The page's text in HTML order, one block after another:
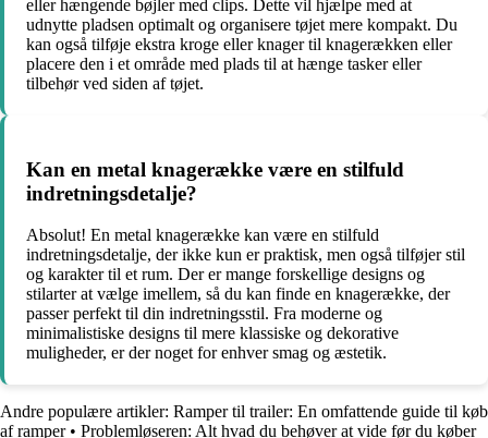
eller hængende bøjler med clips. Dette vil hjælpe med at
udnytte pladsen optimalt og organisere tøjet mere kompakt. Du
kan også tilføje ekstra kroge eller knager til knagerækken eller
placere den i et område med plads til at hænge tasker eller
tilbehør ved siden af tøjet.
Kan en metal knagerække være en stilfuld
indretningsdetalje?
Absolut! En metal knagerække kan være en stilfuld
indretningsdetalje, der ikke kun er praktisk, men også tilføjer stil
og karakter til et rum. Der er mange forskellige designs og
stilarter at vælge imellem, så du kan finde en knagerække, der
passer perfekt til din indretningsstil. Fra moderne og
minimalistiske designs til mere klassiske og dekorative
muligheder, er der noget for enhver smag og æstetik.
Andre populære artikler: Ramper til trailer: En omfattende guide til køb
af ramper• Problemløseren: Alt hvad du behøver at vide før du køber